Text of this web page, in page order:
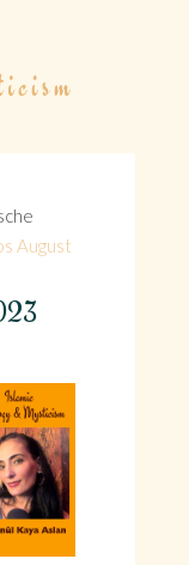
August